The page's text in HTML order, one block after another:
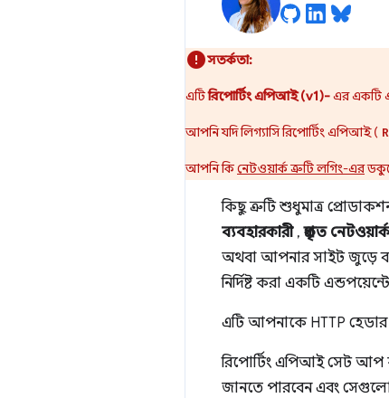
সতর্কতা:
এটিরিপোর্টিং এপিআই (v1)-এর একটি
আপনি যদি লিগ্যাসি রিপোর্টিং এপিআই (
আপনি কিনেটওয়ার্ক ত্রুটি লগিং-এর
কিছু ত্রুটি শুধুমাত্র
ব্যবহারকারী,প্রকৃত নেটওয়ার্ক
অথবা আপনার সাইট জুড়ে
নির্দিষ্ট করা একটি
এটি আপনাকে HTTP হেডার
রিপোর্টিং এপিআই সেট আপ
জানতে পারবেন এবং